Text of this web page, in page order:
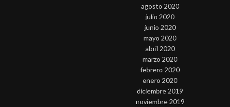
agosto 2020
julio 2020
junio 2020
mayo 2020
abril 2020
marzo 2020
febrero 2020
enero 2020
diciembre 2019
noviembre 2019